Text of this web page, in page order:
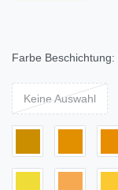
Farbe Beschichtung:
Keine Auswahl